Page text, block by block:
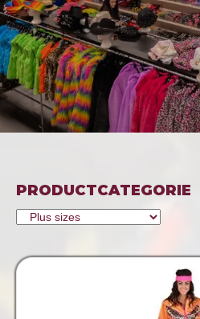
PRODUCTCATEGORIE